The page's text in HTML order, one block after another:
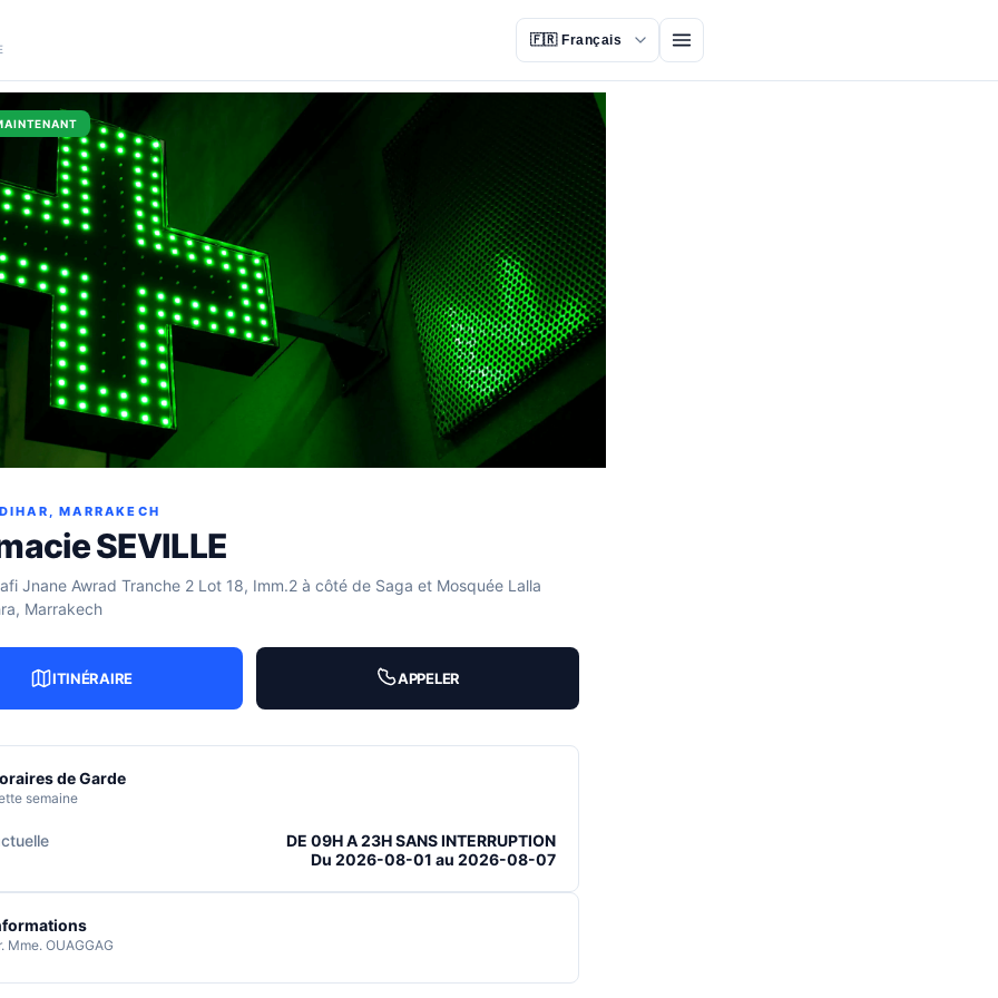
Ouvrir le menu
MARRAKECH
SEVILLE
Jnane Awrad Tranche 2 Lot 18, Imm.2 à côté de Saga et Mosquée Lalla
Marrakech
ITINÉRAIRE APPELER
de Garde
semaine
DE 09H A 23H SANS INTERRUPTION
Du 2026-08-01 au 2026-08-07
Mme. OUAGGAG